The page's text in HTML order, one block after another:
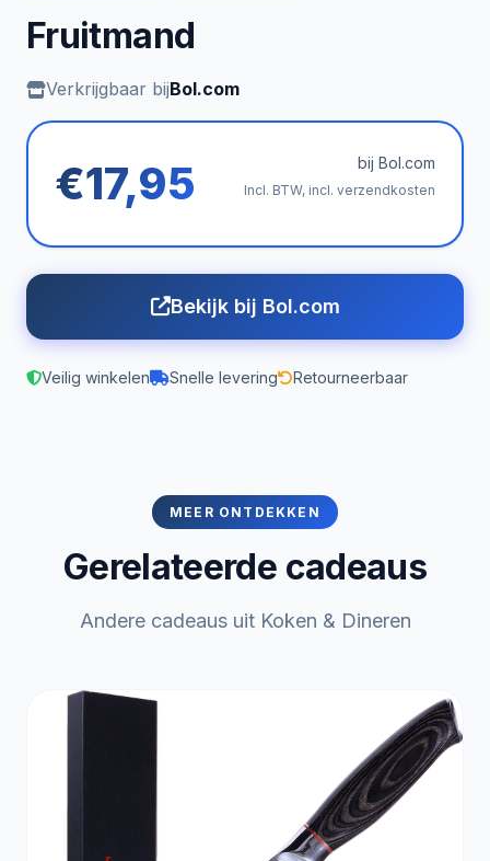
Fruitmand
Verkrijgbaar bijBol.com
€17,95 bij Bol.com
Incl. BTW, incl. verzendkosten
Bekijk bij Bol.com
Veilig winkelen Snelle levering Retourneerbaar
MEER ONTDEKKEN
Gerelateerde cadeaus
Andere cadeaus uit Koken & Dineren